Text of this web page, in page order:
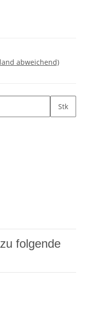
abweichend)
Stk
folgende